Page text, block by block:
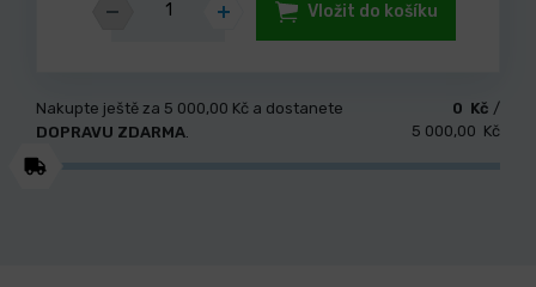
Vložit do košíku
Nakupte ještě za 5 000,00 Kč a dostanete
DOPRAVU ZDARMA.
0 Kč /
5 000,00 Kč